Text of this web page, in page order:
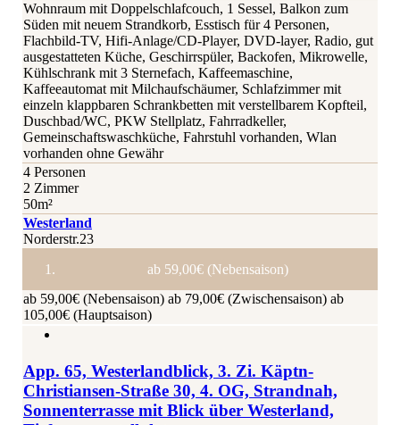
Wohnraum mit Doppelschlafcouch, 1 Sessel, Balkon zum
Süden mit neuem Strandkorb, Esstisch für 4 Personen,
Flachbild-TV, Hifi-Anlage/CD-Player, DVD-layer, Radio, gut
ausgestatteten Küche, Geschirrspüler, Backofen, Mikrowelle,
Kühlschrank mit 3 Sternefach, Kaffeemaschine,
Kaffeeautomat mit Milchaufschäumer, Schlafzimmer mit
einzeln klappbaren Schrankbetten mit verstellbarem Kopfteil,
Duschbad/WC, PKW Stellplatz, Fahrradkeller,
Gemeinschaftswaschküche, Fahrstuhl vorhanden, Wlan
vorhanden ohne Gewähr
4 Personen
2 Zimmer
50m²
Westerland
Norderstr.23
ab 59,00€ (Nebensaison)
ab 59,00€ (Nebensaison) ab 79,00€ (Zwischensaison) ab
105,00€ (Hauptsaison)
App. 65, Westerlandblick, 3. Zi. Käptn-
Christiansen-Straße 30, 4. OG, Strandnah,
Sonnenterrasse mit Blick über Westerland,